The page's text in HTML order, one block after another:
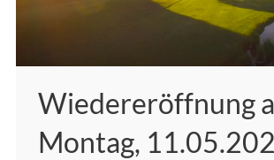
Wiedereröffnung
Montag,